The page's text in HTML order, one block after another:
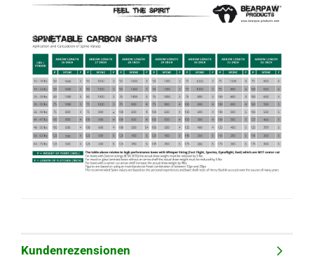
Kundenrezensionen